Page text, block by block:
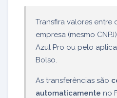
Transfira valores entre
empresa (mesmo
Azul Pro ou pelo
Bolso.
As transferências são
automaticamente no